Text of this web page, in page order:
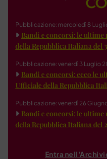
Pubblicazione: mercoledì 8
Bandi e concorsi: le
della Repubblica Italiana del
Pubblicazione: venerdì 3 Luglio
Bandi e concorsi: ecco le
Ufficiale della Repubblica
Pubblicazione: venerdì 26
Bandi e concorsi: le
della Repubblica Italiana del
Entra